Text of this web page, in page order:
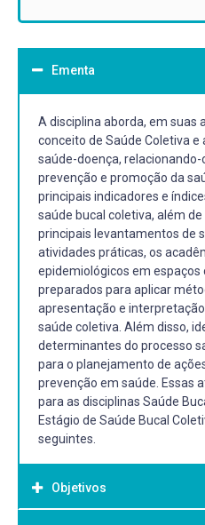
Ementa
A disciplina aborda, em suas
conceito de Saúde Coletiva e
saúde-doença, relacionando-
prevenção e promoção da
principais indicadores e
saúde bucal coletiva, além
principais levantamentos de
atividades práticas, os
epidemiológicos em espaços
preparados para aplicar
apresentação e
saúde coletiva. Além disso,
determinantes do processo
para o planejamento de
prevenção em saúde. Essas
para as disciplinas Saúde
Estágio de Saúde Bucal
seguintes.
Objetivos